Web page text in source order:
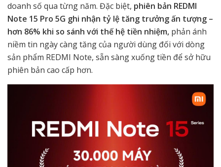
doanh số qua từng năm. Đặc biệt, phiên bản REDMI
Note 15 Pro 5G ghi nhận tỷ lệ tăng trưởng ấn tượng –
hơn 86% khi so sánh với thế hệ tiền nhiệm, phản ánh
niềm tin ngày càng tăng của người dùng đối với dòng
sản phẩm REDMI Note, sẵn sàng xuống tiền để sở hữu
phiên bản cao cấp hơn.